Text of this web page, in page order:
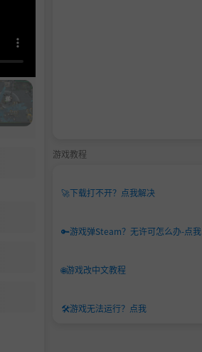
游戏教程
🚀下载打不开？点我解决
🔑游戏弹Steam？无许可怎么办-点我
🌐游戏改中文教程
🛠️游戏无法运行？点我